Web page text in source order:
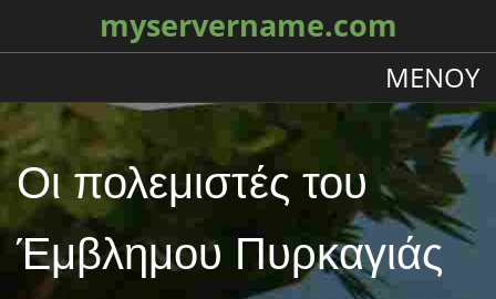
myservername.com
ΜΕΝΟΎ
Οι πολεμιστές του
Έμβλημου Πυρκαγιάς